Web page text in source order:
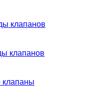
клапанов
клапанов
клапаны